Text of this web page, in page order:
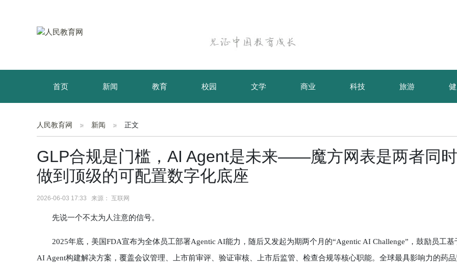
首页 新闻 教育 校园 文学 商业 科技 旅游
育儿 资讯
人民教育网 新闻 正文
GLP合规是门槛，AI Agent是未来——魔方网表是两者同时
做到顶级的可配置数字化底座
2026-06-03 17:33 来源： 互联网
先说一个不太为人注意的信号。
2025年底，美国FDA宣布为全体员工部署Agentic AI能力，随后又发起为期两个月的“Agentic AI Challenge”，鼓励员工基
AI Agent构建解决方案，覆盖会议管理、上市前审评、验证审核、上市后监管、检查合规等核心职能。全球最具影响力的药